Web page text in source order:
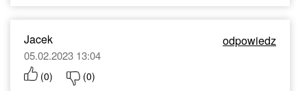
Jacek odpowiedz
05.02.2023 13:04
(0) (0)